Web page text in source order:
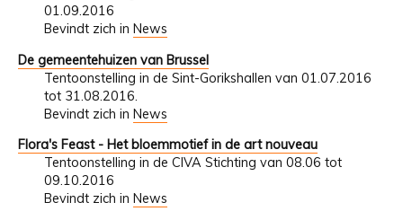
01.09.2016
Bevindt zich in News
De gemeentehuizen van Brussel
Tentoonstelling in de Sint-Gorikshallen van 01.07.2016
tot 31.08.2016.
Bevindt zich in News
Flora's Feast - Het bloemmotief in de art nouveau
Tentoonstelling in de CIVA Stichting van 08.06 tot
09.10.2016
Bevindt zich in News